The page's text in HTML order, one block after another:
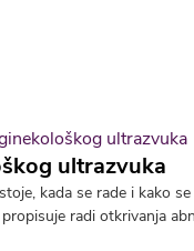
ultrazvuka
kada se rade i kako
radi otkrivanja